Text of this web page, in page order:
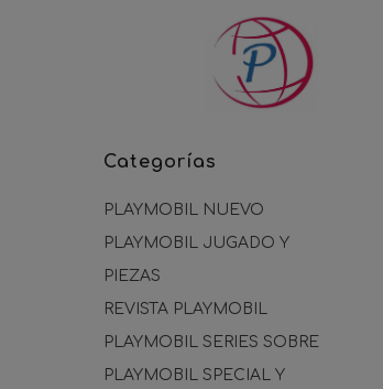
Categorías
PLAYMOBIL NUEVO
PLAYMOBIL JUGADO Y
PIEZAS
REVISTA PLAYMOBIL
PLAYMOBIL SERIES SOBRE
PLAYMOBIL SPECIAL Y